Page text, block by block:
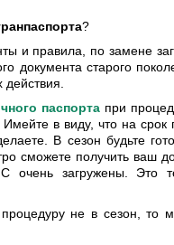
?
и правила, по замене
документа старого
действия.
паспорта при
в виду, что на
В сезон будьте
сможете получить ваш
загружены. Это
не в сезон, то